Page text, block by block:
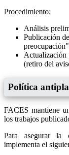
Procedimiento:
Análisis
Publicación
Actualización
(retiro del
Política
FACES mantiene
los trabajos
Para asegurar la
implementa el